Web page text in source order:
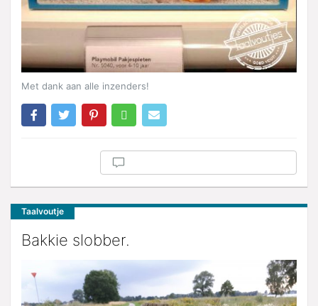
Met dank aan alle inzenders!
Taalvoutje
Bakkie slobber.